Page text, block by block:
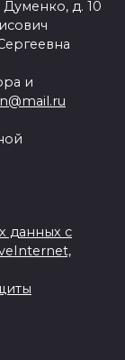
д. 10
и
данных с